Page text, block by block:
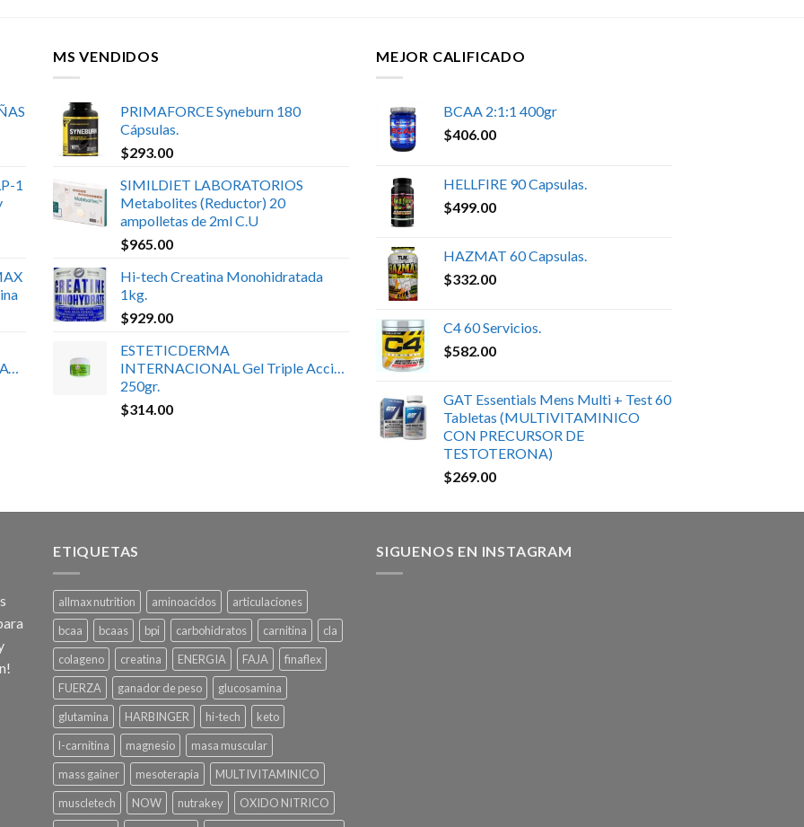
1
MS VENDIDOS
PRIMAFORCE Syneburn 180
Cápsulas.
$293.00
SIMILDIET LABORATORIOS
Metabolites (Reductor) 20
ampolletas de 2ml C.U
$965.00
Hi-tech Creatina Monohidratada
1kg.
$929.00
ESTETICDERMA
INTERNACIONAL Gel Triple Acción
250gr.
$314.00
MEJOR CALIFICADO
BCAA 2:1:1 400gr
$406.00
HELLFIRE 90 Capsulas.
$499.00
HAZMAT 60 Capsulas.
$332.00
C4 60 Servicios.
$582.00
GAT Essentials Mens Multi + Test 60
Tabletas (MULTIVITAMINICO
CON PRECURSOR DE
TESTOTERONA)
$269.00
ETIQUETAS
allmax nutrition aminoacidos
articulaciones
bcaa
bcaas bpi carbohidratos carnitina
cla
colageno
creatina ENERGIA FAJA
finaflex
FUERZA
ganador de peso
glucosamina
glutamina
HARBINGER hi-tech
keto
l-carnitina
magnesio
masa muscular
mass gainer
mesoterapia
MULTIVITAMINICO
muscletech
NOW nutrakey
OXIDO NITRICO
SIGUENOS EN INSTAGRAM